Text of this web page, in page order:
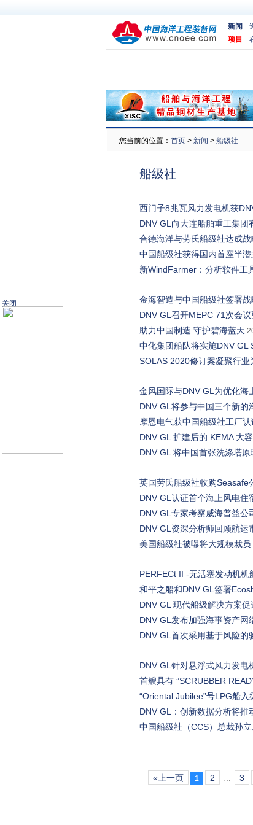
关闭
新闻
项目
您当前的位置： 首页 > 新闻 > 船级社
船级社
西门子8兆瓦风力发电机获
DNV GL向大连船舶重工集团
合德海洋与劳氏船级社达成
中国船级社获得国内首座半
新WindFarmer：分析软件工
金海智造与中国船级社签署
DNV GL召开MEPC 71次会
助力中国制造 守护碧海蓝天
中化集团船队将实施DNV GL
SOLAS 2020修订案凝聚行
金风国际与DNV GL为优化海
DNV GL将参与中国三个新的
摩恩电气获中国船级社工厂认
DNV GL 扩建后的 KEMA 大
DNV GL 将中国首张洗涤塔
英国劳氏船级社收购Seasafe
DNV GL认证首个海上风电住
DNV GL专家考察威海普益公
DNV GL资深分析师回顾航运
美国船级社被曝将大规模裁员
PERFECt II -无活塞发动机
和平之船和DNV GL签署
DNV GL 现代船级解决方案
DNV GL发布加强海事资产网
DNV GL首次采用基于风险的
DNV GL针对悬浮式风力发电
首艘具有 ”SCRUBBER
“Oriental Jubilee”号LPG船入
DNV GL：创新数据分析将推
中国船级社（CCS）总裁孙
«上一页 1 2 … 3